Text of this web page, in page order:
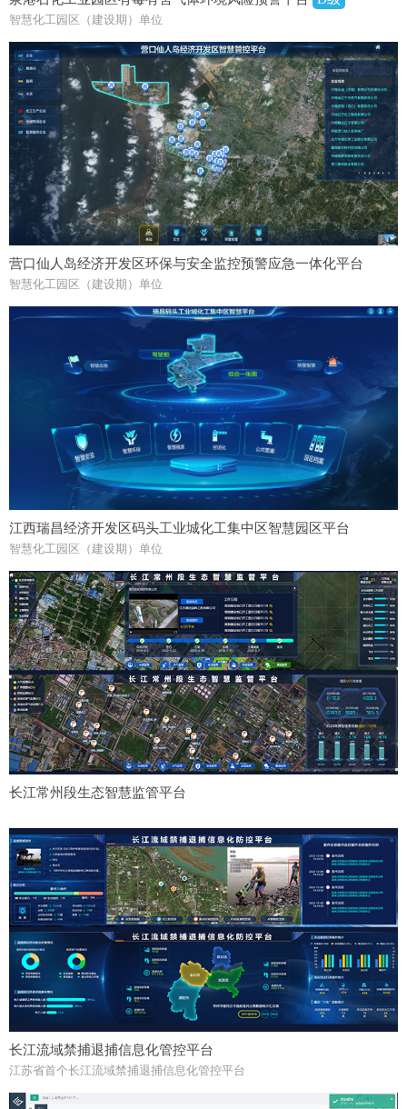
智慧化工园区（建设期）单位
营口仙人岛经济开发区环保与安全监控预警应急一体化平台
智慧化工园区（建设期）单位
江西瑞昌经济开发区码头工业城化工集中区智慧园区平台
智慧化工园区（建设期）单位
长江常州段生态智慧监管平台
长江流域禁捕退捕信息化管控平台
江苏省首个长江流域禁捕退捕信息化管控平台